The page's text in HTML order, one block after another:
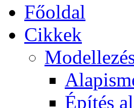
Főoldal
Cikkek
Építés